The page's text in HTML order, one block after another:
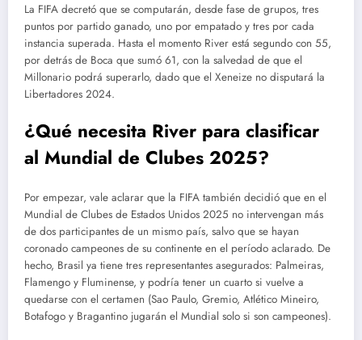
La FIFA decretó que se computarán, desde fase de grupos, tres
puntos por partido ganado, uno por empatado y tres por cada
instancia superada. Hasta el momento River está segundo con 55,
por detrás de Boca que sumó 61, con la salvedad de que el
Millonario podrá superarlo, dado que el Xeneize no disputará la
Libertadores 2024.
¿Qué necesita River para clasificar
al Mundial de Clubes 2025?
Por empezar, vale aclarar que la FIFA también decidió que en el
Mundial de Clubes de Estados Unidos 2025 no intervengan más
de dos participantes de un mismo país, salvo que se hayan
coronado campeones de su continente en el período aclarado. De
hecho, Brasil ya tiene tres representantes asegurados: Palmeiras,
Flamengo y Fluminense, y podría tener un cuarto si vuelve a
quedarse con el certamen (Sao Paulo, Gremio, Atlético Mineiro,
Botafogo y Bragantino jugarán el Mundial solo si son campeones).